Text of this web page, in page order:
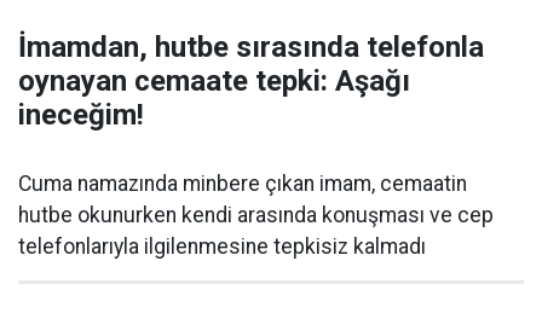
İmamdan, hutbe sırasında telefonla
oynayan cemaate tepki: Aşağı
ineceğim!
Cuma namazında minbere çıkan imam, cemaatin
hutbe okunurken kendi arasında konuşması ve cep
telefonlarıyla ilgilenmesine tepkisiz kalmadı